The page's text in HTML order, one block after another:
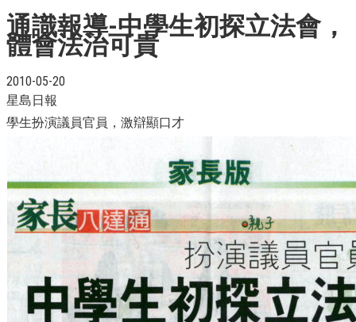
通識報導-中學生初探立法會，
體會法治可貴
2010-05-20
星島日報
學生扮演議員官員，激辯顯口才